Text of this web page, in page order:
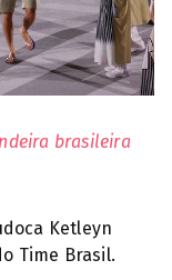
brasileira
Ketleyn
Time Brasil.